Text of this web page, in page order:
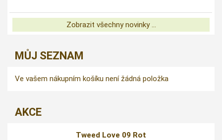
Zobrazit všechny novinky ...
MŮJ SEZNAM
Ve vašem nákupním košíku není žádná položka
AKCE
Tweed Love 09 Rot